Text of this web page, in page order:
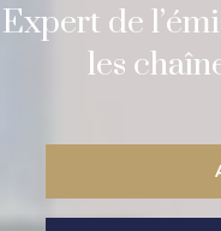
Expert de
les